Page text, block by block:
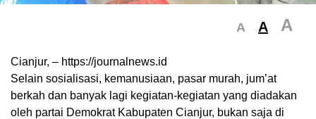
A A A
Cianjur, – https://journalnews.id
Selain sosialisasi, kemanusiaan, pasar murah, jum’at
berkah dan banyak lagi kegiatan-kegiatan yang diadakan
oleh partai Demokrat Kabupaten Cianjur, bukan saja di